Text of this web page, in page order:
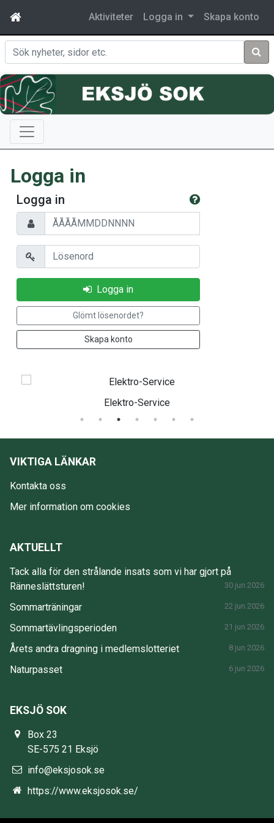
Aktiviteter Logga in Skapa konto
Sök
Logga in
Logga in
Personnummer
Lösenord
Logga in
Glömt lösenordet?
Skapa konto
VIKTIGA LÄNKAR
Kontakta oss
Mer information om cookies
AKTUELLT
Tack alla för den strålande insats som vi har gjort på
Ränneslättsturen!
30 jun 2026
Sommarträningar 22 jun 2026
Sommartävlingsperioden 21 jun 2026
Årets andra dragning i medlemslotteriet 8 jun 2026
Naturpasset 6 jun 2026
EKSJÖ SOK
Box 23
SE-575 21 Eksjö
info@eksjosok.se
https://www.eksjosok.se/